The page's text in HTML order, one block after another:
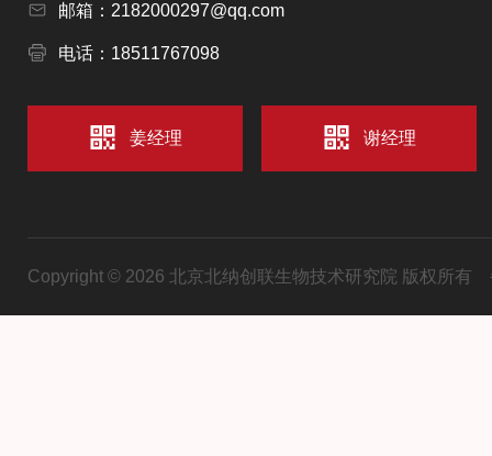
邮箱：2182000297@qq.com
电话：18511767098
姜经理 谢经理
Copyright © 2026 北京北纳创联生物技术研究院 版权所有